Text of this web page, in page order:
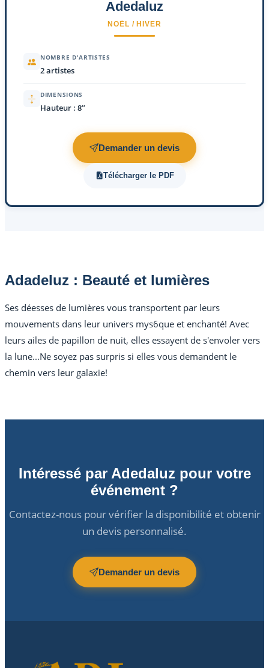
Adedaluz
NOËL / HIVER
NOMBRE D'ARTISTES
2 artistes
DIMENSIONS
Hauteur : 8’’
Demander un devis
Télécharger le PDF
Adadeluz : Beauté et lumières
Ses déesses de lumières vous transportent par leurs
mouvements dans leur univers mys6que et enchanté! Avec
leurs ailes de papillon de nuit, elles essayent de s'envoler vers
la lune...Ne soyez pas surpris si elles vous demandent le
chemin vers leur galaxie!
Intéressé par Adedaluz pour votre
événement ?
Contactez-nous pour vérifier la disponibilité et obtenir
un devis personnalisé.
Demander un devis